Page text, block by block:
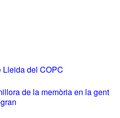
Lleida del COPC
de la memòria en la gent
gran